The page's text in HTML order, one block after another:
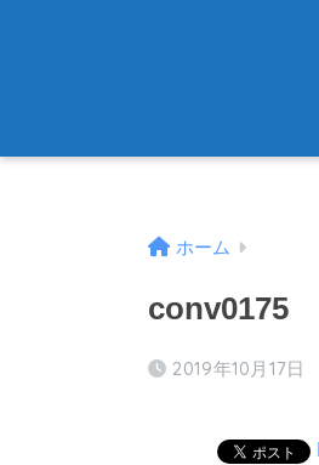
ホーム
conv0175
2019年10月17日